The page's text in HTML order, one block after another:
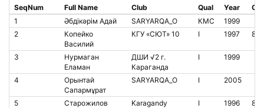
SeqNum Full Name Club Qual Year
1
Әбдікәрім Адай SARYARQA_O КМС
1999
2
Копейко
Василий
КГУ «СЮТ» 10 I 1997
3
Нурмаган
Еламан
ДШИ √2 г.
Караганда
I 1999
4
Орынтай
Сапармұрат
SARYARQA_O I 2005
5
Старожилов
Karagandy
I 1996